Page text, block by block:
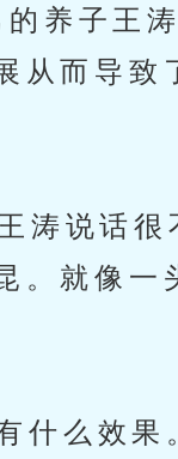
养子王
从而导致
涛说话很
。就像一
么效果